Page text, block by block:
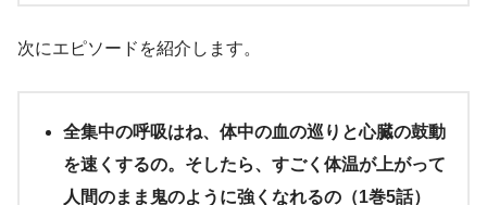
次にエピソードを紹介します。
全集中の呼吸はね、体中の血の巡りと心臓の鼓動
を速くするの。そしたら、すごく体温が上がって
人間のまま鬼のように強くなれるの（1巻5話）